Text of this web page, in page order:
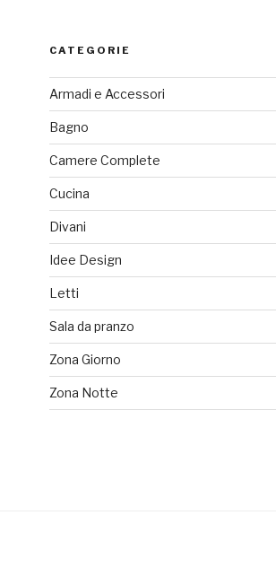
CATEGORIE
Armadi e Accessori
Bagno
Camere Complete
Cucina
Divani
Idee Design
Letti
Sala da pranzo
Zona Giorno
Zona Notte